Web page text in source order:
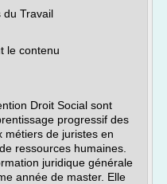
du Travail
le contenu
Droit Social sont
progressif des
métiers de juristes en
ressources humaines.
juridique générale
année de master. Elle